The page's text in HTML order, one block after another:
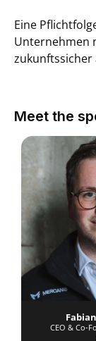
Eine
Unternehmen
zukunftssicher
Meet the
CEO & Co-